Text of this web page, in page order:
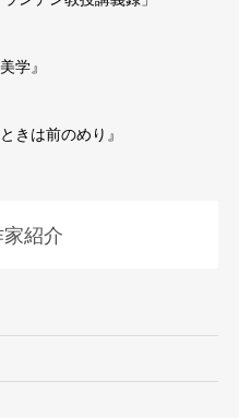
学』
きは前のめり』
紹介